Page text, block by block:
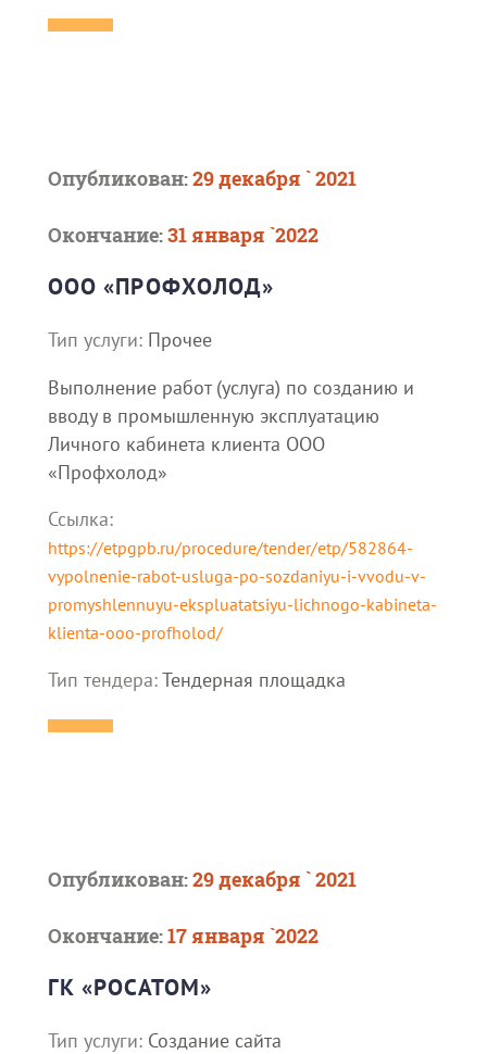
Опубликован:29 декабря ` 2021
Окончание:31 января `2022
ООО «ПРОФХОЛОД»
Тип услуги: Прочее
Выполнение работ (услуга) по созданию и
вводу в промышленную эксплуатацию
Личного кабинета клиента ООО
«Профхолод»
Ссылка:
https://etpgpb.ru/procedure/tender/etp/582864-
vypolnenie-rabot-usluga-po-sozdaniyu-i-vvodu-v-
promyshlennuyu-ekspluatatsiyu-lichnogo-kabineta-
klienta-ooo-profholod/
Тип тендера:Тендерная площадка
Опубликован:29 декабря ` 2021
Окончание:17 января `2022
ГК «РОСАТОМ»
Тип услуги: Создание сайта